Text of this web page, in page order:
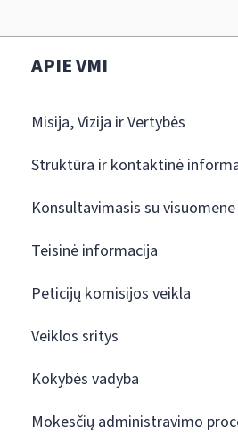
APIE VMI
Misija, Vizija ir Vertybės
Struktūra ir kontaktinė
Konsultavimasis su visuomene
Teisinė informacija
Peticijų komisijos veikla
Veiklos sritys
Kokybės vadyba
Mokesčių administravimo